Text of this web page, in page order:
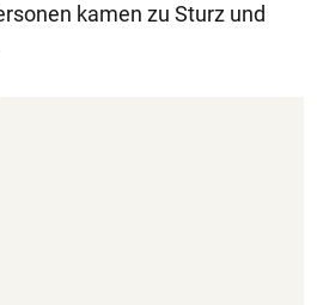
kamen zu Sturz und